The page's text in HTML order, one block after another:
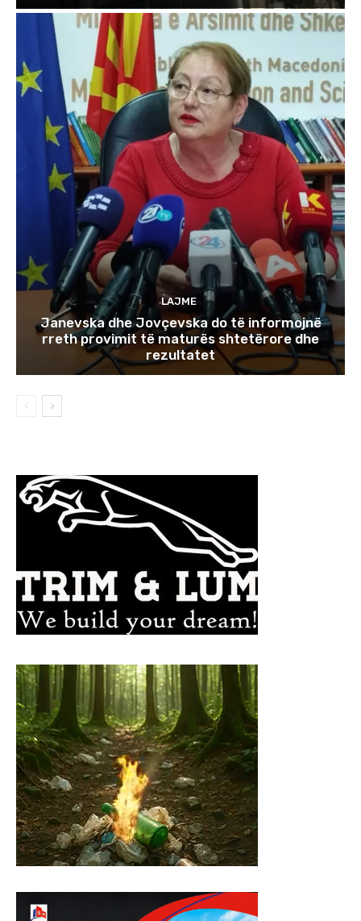
LAJME
Janevska dhe Jovçevska do të informojnë
rreth provimit të maturës shtetërore dhe
rezultatet